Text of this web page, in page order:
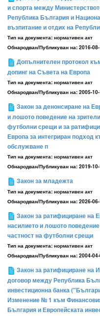
и спорта между
Република България и
възпитание и отдих на
Тип на документа: нормативен акт
Обнародван/Публикуван на: 2016-
Допълнителен протокол
допинг на Съвета на Европа
Тип на документа: нормативен акт
Обнародван/Публикуван на: 2005-
Закон за денонсиране на
и лошото поведение на
футболни срещи и за
Европа за интегриран подход
обслужване п
Тип на документа: нормативен акт
Обнародван/Публикуван на: 2019-
Закон за младежта
Тип на документа: нормативен акт
Обнародван/Публикуван на: 2026-
Закон за ратифициране на
насилието и лошото
частност на футболни срещи
Тип на документа: нормативен акт
Обнародван/Публикуван на: 2004-04-
Закон за ратифициране на
договор между Република
инвестиционна банка
Изменение № 1 към
България и Европейската